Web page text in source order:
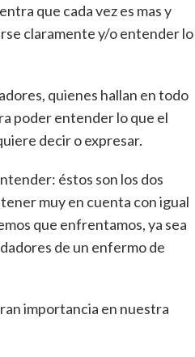
que cada vez es mas y
claramente y/o entender lo
quienes hallan en todo
poder entender lo que el
decir o expresar.
éstos son los dos
muy en cuenta con igual
que enfrentamos, ya sea
de un enfermo de
importancia en nuestra